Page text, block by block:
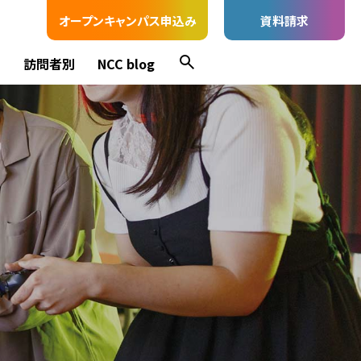
オープンキャンパス申込み 資料請求
訪問者別 NCC blog